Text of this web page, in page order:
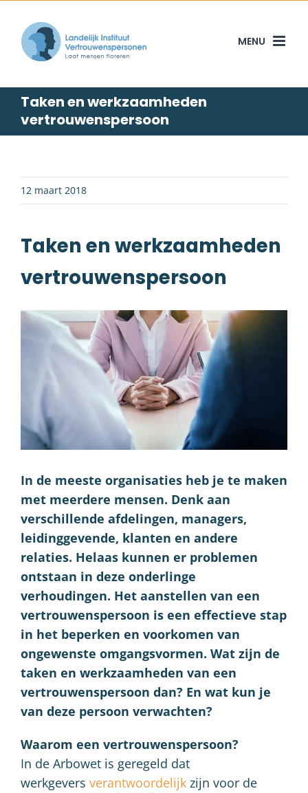
content
Taken en werkzaamheden
vertrouwenspersoon
12 maart 2018
Taken en werkzaamheden
vertrouwenspersoon
In de meeste organisaties heb je te maken
met meerdere mensen. Denk aan
verschillende afdelingen, managers,
leidinggevende, klanten en andere
relaties. Helaas kunnen er problemen
ontstaan in deze onderlinge
verhoudingen. Het aanstellen van een
vertrouwenspersoon is een effectieve stap
in het beperken en voorkomen van
ongewenste omgangsvormen. Wat zijn de
taken en werkzaamheden van een
vertrouwenspersoon dan? En wat kun je
van deze persoon verwachten?
Waarom een vertrouwenspersoon?
In de Arbowet is geregeld dat
werkgevers verantwoordelijk zijn voor de